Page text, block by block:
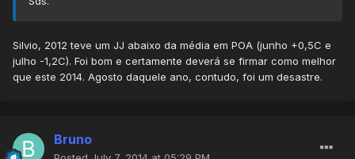
Silvio, 2012 teve um JJ abaixo da média em POA (junho +0,5C e
julho -1,2C). Foi bom e certamente deverá se firmar como melhor
que este 2014. Agosto daquele ano, contudo, foi um desastre.
Bruno